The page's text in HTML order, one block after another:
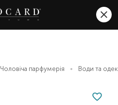
Чоловіча парфумерія Води та